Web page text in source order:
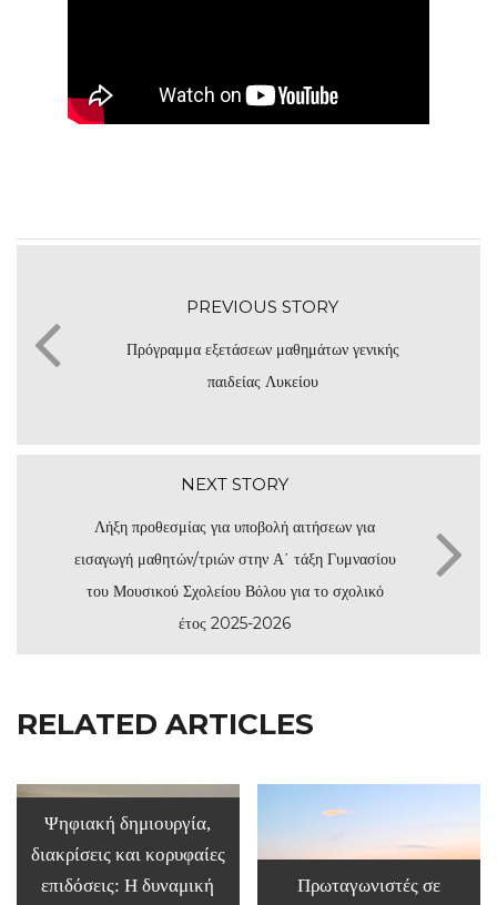
PREVIOUS STORY
Πρόγραμμα εξετάσεων μαθημάτων γενικής
παιδείας Λυκείου
NEXT STORY
Λήξη προθεσμίας για υποβολή αιτήσεων για
εισαγωγή μαθητών/τριών στην Α΄ τάξη Γυμνασίου
του Μουσικού Σχολείου Βόλου για το σχολικό
έτος 2025-2026
RELATED ARTICLES
Ψηφιακή δημιουργία,
διακρίσεις και κορυφαίες
επιδόσεις: Η δυναμική
Πρωταγωνιστές σε